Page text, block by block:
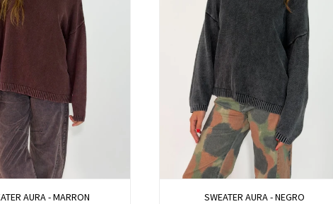
AURA - MARRON SWEATER AURA - NEGRO